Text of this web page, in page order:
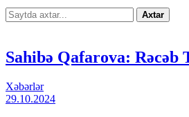
Axtar
Sahibə Qafarova:
Xəbərlər
29.10.2024